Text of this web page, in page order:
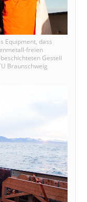
Equipment, dass
freien
Gestell
Braunschweig